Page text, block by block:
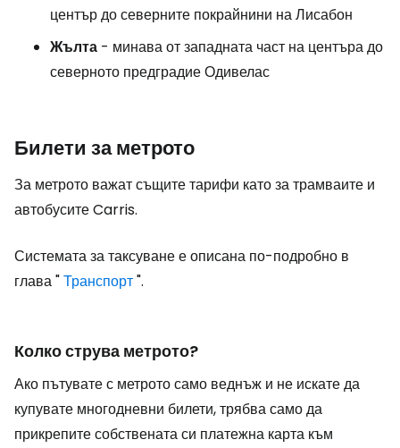
център до северните покрайнини на Лисабон
Жълта - минава от западната част на центъра до
северното предградие Одивелас
Билети за метрото
За метрото важат същите тарифи като за трамваите и
автобусите Carris.
Системата за таксуване е описана по-подробно в
глава "Транспорт".
Колко струва метрото?
Ако пътувате с метрото само веднъж и не искате да
купувате многодневни билети, трябва само да
прикрепите собствената си платежна карта към